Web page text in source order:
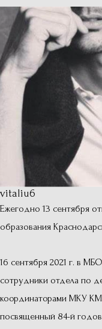
vitaliu6
Ежегодно 13 сентября
образования
16 сентября 2021 г. в
сотрудники отдела по
координаторами МКУ
посвященный 84-й